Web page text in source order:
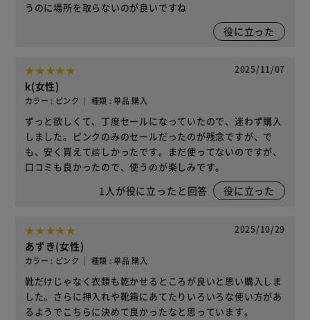
うのに場所を取らないのが良いですね
役に立った
2025/11/07
k(女性)
カラー : ピンク ｜ 種類 : 単品 購入
ずっと欲しくて、丁度セールになっていたので、迷わず購入
しました。ピンクのみのセールだったのが残念ですが、で
も、安く買えて嬉しかったです。まだ使ってないのですが、
口コミも良かったので、使うのが楽しみです。
1 人が役に立ったと回答 役に立った
2025/10/29
あずき(女性)
カラー : ピンク ｜ 種類 : 単品 購入
靴だけじゃなく衣類も乾かせるところが良いと思い購入しま
した。さらに押入れや靴箱にあてたりいろいろな使い方があ
るようでこちらに決めて良かったなと思っています。